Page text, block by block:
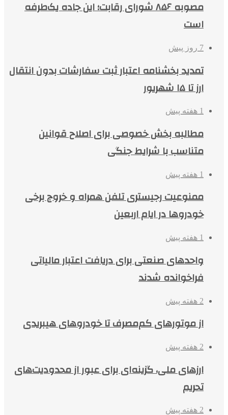
مصوبه ۸۵۶ شورای رقابت؛ این جاده یک‌طرفه
است
7 روز پیش
تمدید بخشنامه اعتبار ثبت سفارشات بدون انتقال
ارز تا ۱۵ شهریور
1 هفته پیش
مطالبه بخش خصوصی برای اصلاح قوانین
متناسب با شرایط جنگی
1 هفته پیش
ممنوعیت رجیستری تلفن همراه و خروج برخی
خودروها در ایام اربعین
1 هفته پیش
واحدهای صنعتی برای دریافت اعتبار مالیاتی
فراخوانده شدند
2 هفته پیش
از موتورهای کم‌مصرف تا خودروهای هیبریدی
2 هفته پیش
ارزهای ملی، گزینه‌ای برای عبور از محدودیت‌های
تحریم
2 هفته پیش